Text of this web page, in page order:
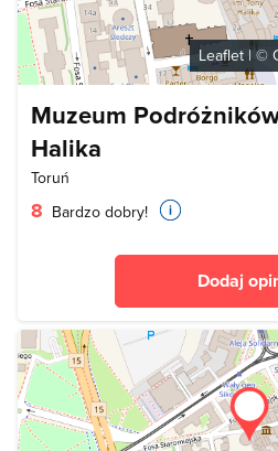
Leaflet | ©
Muzeum
Halika
Toruń
8 Bardzo dobry!
Dodaj